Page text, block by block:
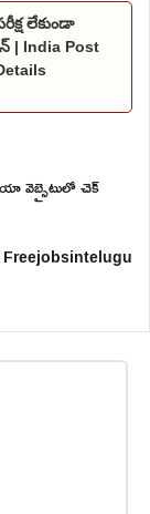
లేకుండా
| India Post
వెబ్సైటులో చెక్